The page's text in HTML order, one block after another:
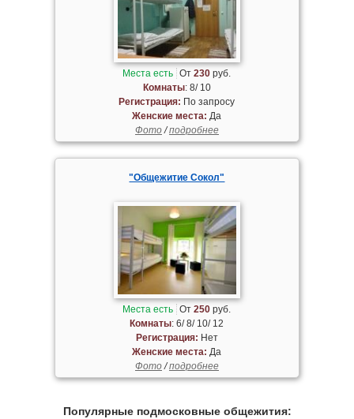
Места есть От230 руб.
Комнаты: 8/ 10
Регистрация: По запросу
Женские места: Да
Фото/подробнее
"Общежитие Сокол"
Места есть От250 руб.
Комнаты: 6/ 8/ 10/ 12
Регистрация: Нет
Женские места: Да
Фото/подробнее
Популярные подмосковные общежития: